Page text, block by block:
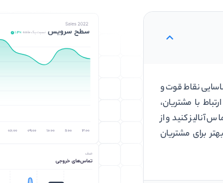
نقاط قوت و
با مشتریان،
آنالیز کنید و از
برای مشتریان